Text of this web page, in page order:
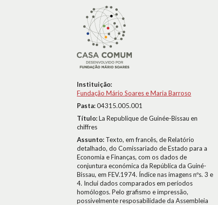
Instituição:
Fundação Mário Soares e Maria Barroso
Pasta:04315.005.001
Título:La Republique de Guinée-Bissau en
chiffres
Assunto: Texto, em francês, de Relatório
detalhado, do Comissariado de Estado para a
Economia e Finanças, com os dados de
conjuntura económica da República da Guiné-
Bissau, em FEV.1974. Índice nas imagens nºs. 3 e
4. Inclui dados comparados em períodos
homólogos. Pelo grafismo e impressão,
possivelmente resposabilidade da Assembleia